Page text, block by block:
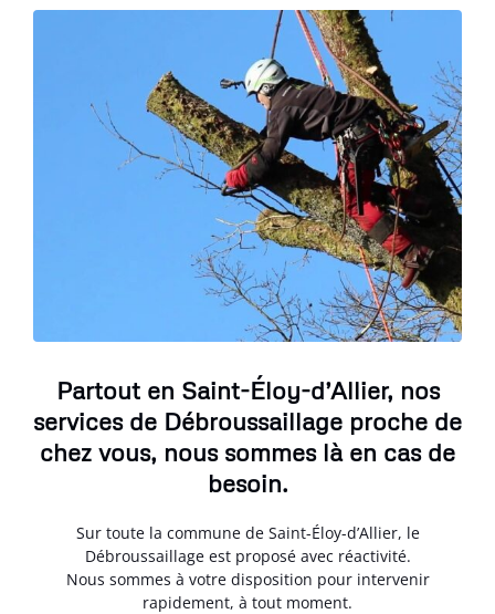
Partout en Saint-Éloy-d’Allier, nos
services de Débroussaillage proche de
chez vous, nous sommes là en cas de
besoin.
Sur toute la commune de Saint-Éloy-d’Allier, le
Débroussaillage est proposé avec réactivité.
Nous sommes à votre disposition pour intervenir
rapidement, à tout moment.